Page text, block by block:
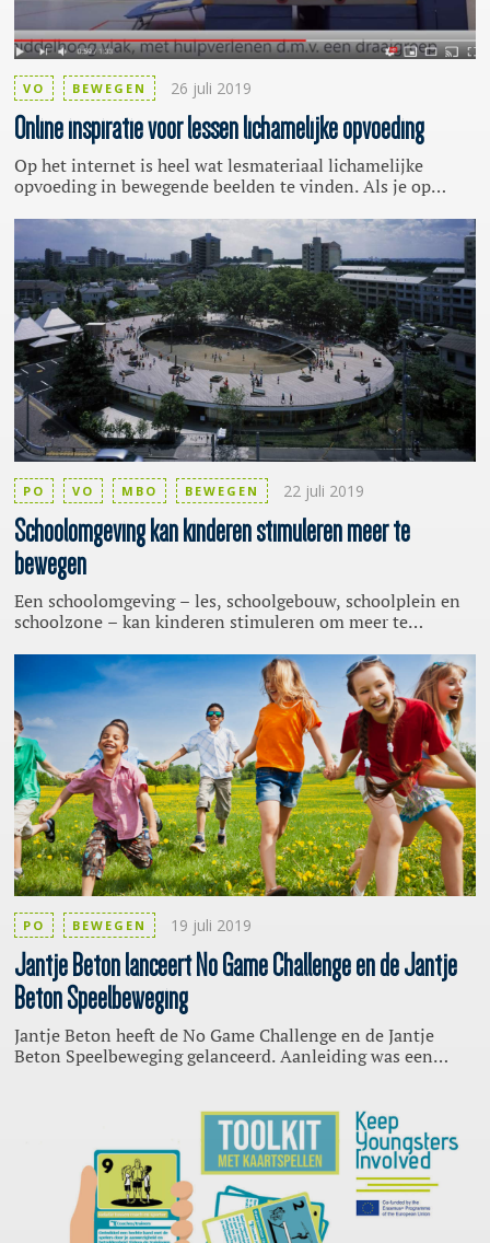
Onlineinspiratie voor lessen lichamelijke opvoeding
Op het internet is heel wat lesmateriaal lichamelijke
opvoeding in bewegende beelden te vinden. Als je op
internationale bronnen. De Nederlandse leraar
lichamelijke opvoeding Rob Nieuwenhuis heeft nu op zijn
YouTube-kanaal Gym Idee zo’n 260 ideeën verdeeld in
thema’s voor gymlessen gezet. De database is gratis
toegankelijk.
VO BEWEGEN 26 juli 2019
Schoolomgeving kan kinderen stimuleren meer te
bewegen
Een schoolomgeving – les, schoolgebouw, schoolplein en
schoolzone – kan kinderen stimuleren om meer te
beweging kinderen beter maakt in rekenen en wiskunde en
ervoor zorgt dat ze geconcentreerder zijn. Bovendien heeft
het volgens leerkrachten een positieve invloed op de sfeer,
het gedrag en de aandacht van de kinderen in de klas.
PO VO MBO BEWEGEN 22 juli 2019
Jantje Beton lanceert No Game Challenge en de Jantje
Beton Speelbeweging
Jantje Beton heeft de No Game Challenge en de Jantje
Beton Speelbeweging gelanceerd. Aanleiding was een
speelmogelijkheden. Bovendien kwam Jantje Beton in
contact met twee Brabantse broertjes, Jelle (11) en Mels (8)
die in de meivakantie de uitdaging aangingen om niet te
gamen maar juist meer buiten te spelen.
PO BEWEGEN 19 juli 2019